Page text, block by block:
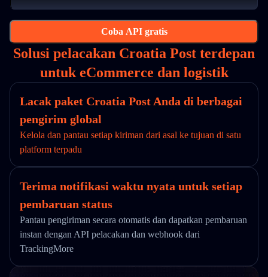
Coba API gratis
Solusi pelacakan Croatia Post terdepan
untuk eCommerce dan logistik
Lacak paket Croatia Post Anda di berbagai
pengirim global
Kelola dan pantau setiap kiriman dari asal ke tujuan di satu
platform terpadu
Terima notifikasi waktu nyata untuk setiap
pembaruan status
Pantau pengiriman secara otomatis dan dapatkan pembaruan
instan dengan API pelacakan dan webhook dari
TrackingMore